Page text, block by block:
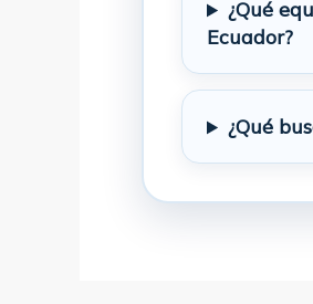
¿Qué
Ecuador?
¿Qué